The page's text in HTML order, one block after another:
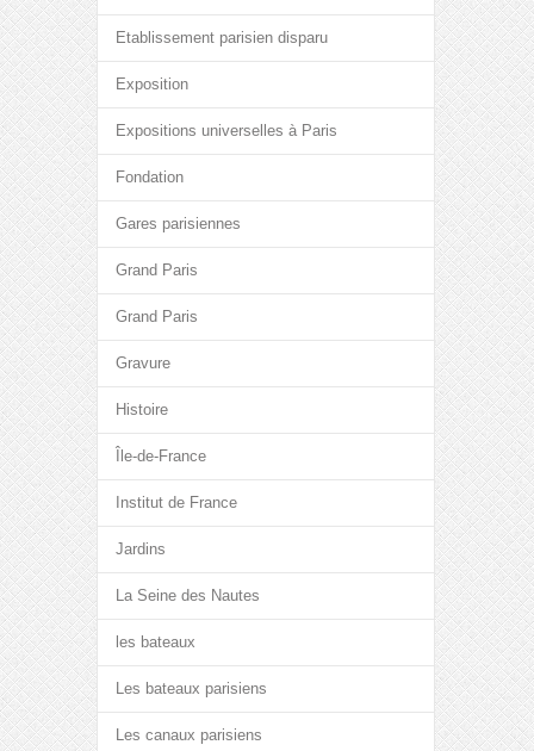
Etablissement parisien disparu
Exposition
Expositions universelles à Paris
Fondation
Gares parisiennes
Grand Paris
Grand Paris
Gravure
Histoire
Île-de-France
Institut de France
Jardins
La Seine des Nautes
les bateaux
Les bateaux parisiens
Les canaux parisiens